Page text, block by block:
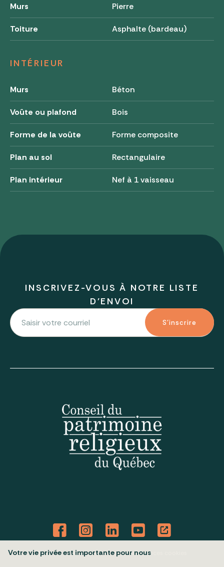
Murs Pierre
Toiture Asphalte (bardeau)
INTÉRIEUR
Murs Béton
Voûte ou plafond Bois
Forme de la voûte Forme composite
Plan au sol Rectangulaire
Plan intérieur Nef à 1 vaisseau
INSCRIVEZ-VOUS À NOTRE LISTE
D'ENVOI
S'inscrire
Politique de confidentialité Mes préférences cookies
Votre vie privée est importante pour nous